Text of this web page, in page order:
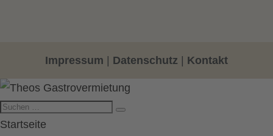
Impressum Datenschutz Kontakt
Startseite